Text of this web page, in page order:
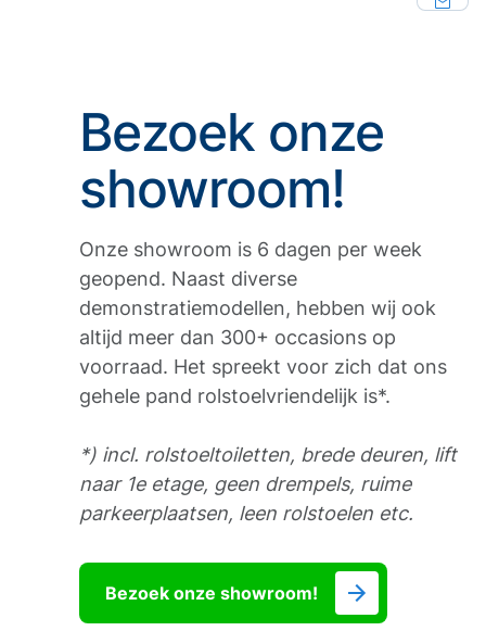
Bezoek onze
showroom!
Onze showroom is 6 dagen per week
geopend. Naast diverse
demonstratiemodellen, hebben wij ook
altijd meer dan 300+ occasions op
voorraad. Het spreekt voor zich dat ons
gehele pand rolstoelvriendelijk is*.
*) incl. rolstoeltoiletten, brede deuren, lift
naar 1e etage, geen drempels, ruime
parkeerplaatsen, leen rolstoelen etc.
Bezoek onze showroom!